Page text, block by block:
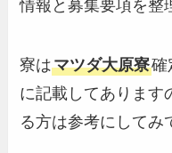
情報と募集要項を整
寮はマツダ大原寮確
に記載してあります
る方は参考にしてみ